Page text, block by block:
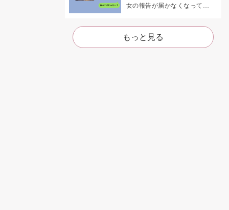
女の報告が届かなくなって、
た
もっと見る